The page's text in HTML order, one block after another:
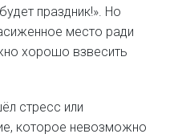
праздник!». Но
место ради
хорошо взвесить
стресс или
которое невозможно